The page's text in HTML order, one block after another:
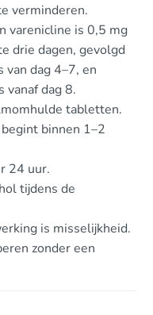
verminderen.
varenicline is 0,5 mg
drie dagen, gevolgd
dag 4–7, en
vanaf dag 8.
tabletten.
binnen 1–2
24 uur.
tijdens de
is misselijkheid.
zonder een